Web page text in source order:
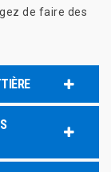
de faire des